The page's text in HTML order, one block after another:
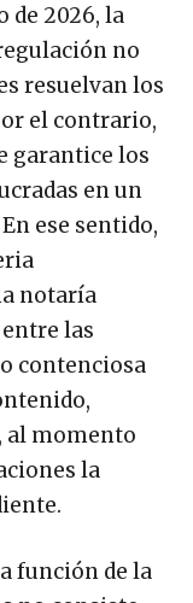
de 2026, la
no
resuelvan los
el contrario,
garantice los
en un
ese sentido,
notaría
las
contenciosa
al momento
la
función de la